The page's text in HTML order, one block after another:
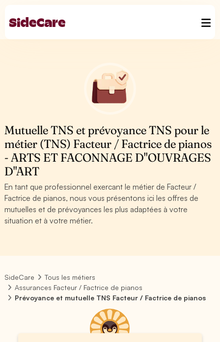
Mutuelle TNS et prévoyance TNS pour le
métier (TNS) Facteur / Factrice de pianos
- ARTS ET FACONNAGE D''OUVRAGES
D''ART
En tant que professionnel exercant le métier de Facteur /
Factrice de pianos, nous vous présentons ici les offres de
mutuelles et de prévoyances les plus adaptées à votre
situation et à votre métier.
SideCare
Tous les métiers
Assurances Facteur / Factrice de pianos
Prévoyance et mutuelle TNS Facteur / Factrice de pianos